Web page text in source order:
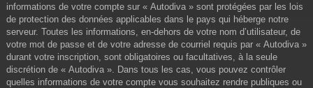
informations de votre compte sur « Autodiva » sont protégées par les lois
de protection des données applicables dans le pays qui héberge notre
serveur. Toutes les informations, en-dehors de votre nom d’utilisateur, de
votre mot de passe et de votre adresse de courriel requis par « Autodiva »
durant votre inscription, sont obligatoires ou facultatives, à la seule
discrétion de « Autodiva ». Dans tous les cas, vous pouvez contrôler
quelles informations de votre compte vous souhaitez rendre publiques ou